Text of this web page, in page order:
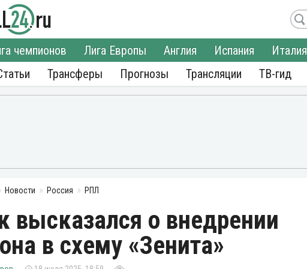
чемпионов Лига Европы Англия Испания Италия
Трансферы Прогнозы Трансляции ТВ-гид
Новости Россия РПЛ
высказался о внедрении
в схему «Зенита»